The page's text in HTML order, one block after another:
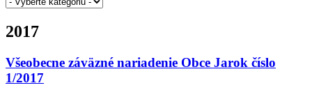
2017
Všeobecne záväzné nariadenie Obce Jarok číslo
1/2017